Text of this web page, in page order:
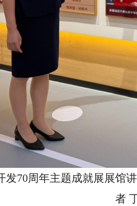
发70周年主题成就展展馆
者